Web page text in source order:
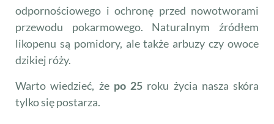
odpornościowego i ochronę przed nowotworami
przewodu pokarmowego. Naturalnym źródłem
likopenu są pomidory, ale także arbuzy czy owoce
dzikiej róży.
Warto wiedzieć, że po 25 roku życia nasza skóra
tylko się postarza.